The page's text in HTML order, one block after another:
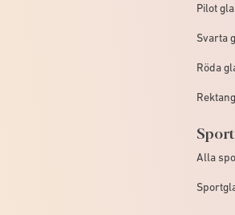
Pilot
Svarta
Röda
Alla